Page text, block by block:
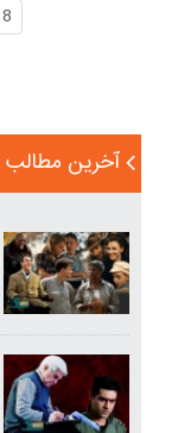
8
آخرین مطالب